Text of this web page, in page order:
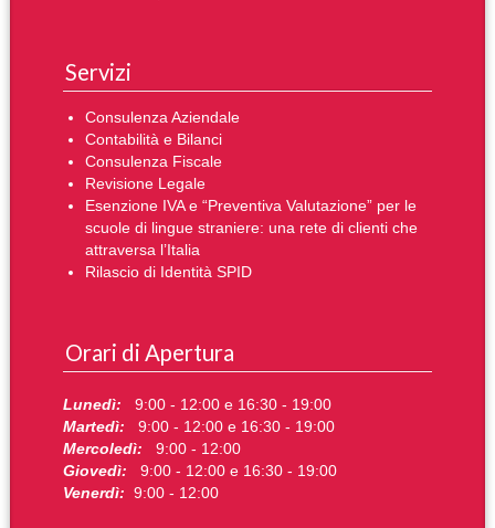
Servizi
Consulenza Aziendale
Contabilità e Bilanci
Consulenza Fiscale
Revisione Legale
Esenzione IVA e “Preventiva Valutazione” per le
scuole di lingue straniere: una rete di clienti che
attraversa l’Italia
Rilascio di Identità SPID
Orari di Apertura
Lunedì: 9:00 - 12:00 e 16:30 - 19:00
Martedì: 9:00 - 12:00 e 16:30 - 19:00
Mercoledì: 9:00 - 12:00
Giovedì: 9:00 - 12:00 e 16:30 - 19:00
Venerdì: 9:00 - 12:00